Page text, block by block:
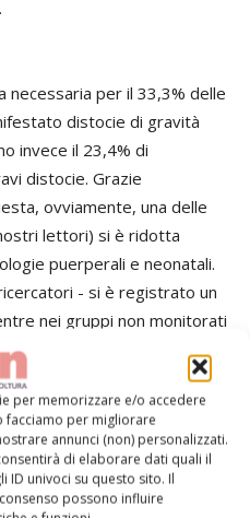
per memorizzare e/o accedere
facciamo per migliorare
annunci (non) personalizzati.
di elaborare dati quali il
ID univoci su questo sito. Il
possono influire
necessaria per il 33,3% delle
distocie di gravità
invece il 23,4% di
distocie. Grazie
ovviamente, una delle
lettori) si è ridotta
puerperali e neonatali.
- si è registrato un
nei gruppi non monitorati
A eccezione delle
il tasso di natimortalità è
di controllo. Inoltre, per
uterine post-parto è
nei gruppi non monitorati».